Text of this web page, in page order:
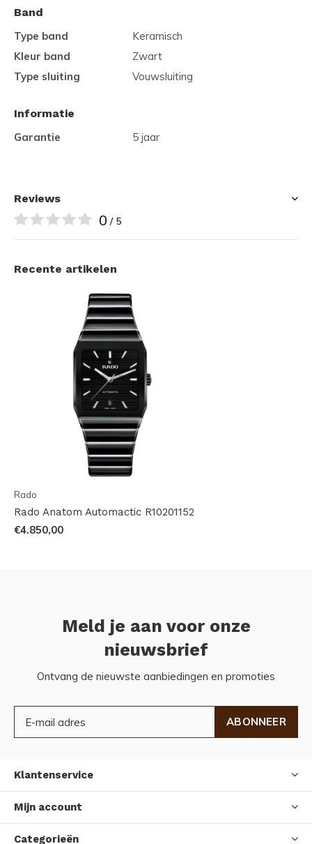
Band
Type band
Keramisch
Kleur band
Zwart
Type sluiting
Vouwsluiting
Informatie
Garantie
5 jaar
Reviews
0 / 5
Recente artikelen
Rado
Rado Anatom Automactic R10201152
€4.850,00
Meld je aan voor onze
nieuwsbrief
Ontvang de nieuwste aanbiedingen en promoties
ABONNEER
Klantenservice
Mijn account
Categorieën